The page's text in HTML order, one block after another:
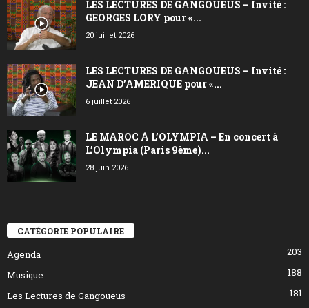
LES LECTURES DE GANGOUEUS – Invité :
GEORGES LORY pour «...
20 juillet 2026
LES LECTURES DE GANGOUEUS – Invité :
JEAN D’AMERIQUE pour «...
6 juillet 2026
LE MAROC À L’OLYMPIA – En concert à
L’Olympia (Paris 9ème)...
28 juin 2026
CATÉGORIE POPULAIRE
Agenda
203
Musique
188
Les Lectures de Gangoueus
181